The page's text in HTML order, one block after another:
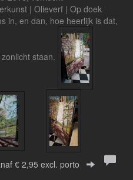
| Olieverf | Op doek
in, en dan, hoe heerlijk is dat,
staan.
€ 2,95 excl. porto